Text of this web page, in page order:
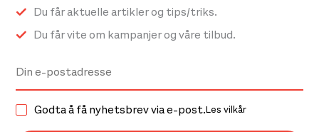
Du får aktuelle artikler og tips/triks.
Du får vite om kampanjer og våre tilbud.
Godta å få nyhetsbrev via e-post.Les vilkår